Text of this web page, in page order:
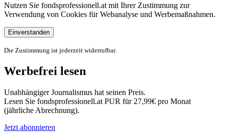
Nutzen Sie fondsprofessionell.at mit Ihrer Zustimmung zur
Verwendung von Cookies für Webanalyse und Werbemaßnahmen.
Einverstanden
Die Zustimmung ist jederzeit widerrufbar.
Werbefrei lesen
Unabhängiger Journalismus hat seinen Preis.
Lesen Sie fondsprofessionell.at PUR für 27,99€ pro Monat
(jährliche Abrechnung).
Jetzt abonnieren